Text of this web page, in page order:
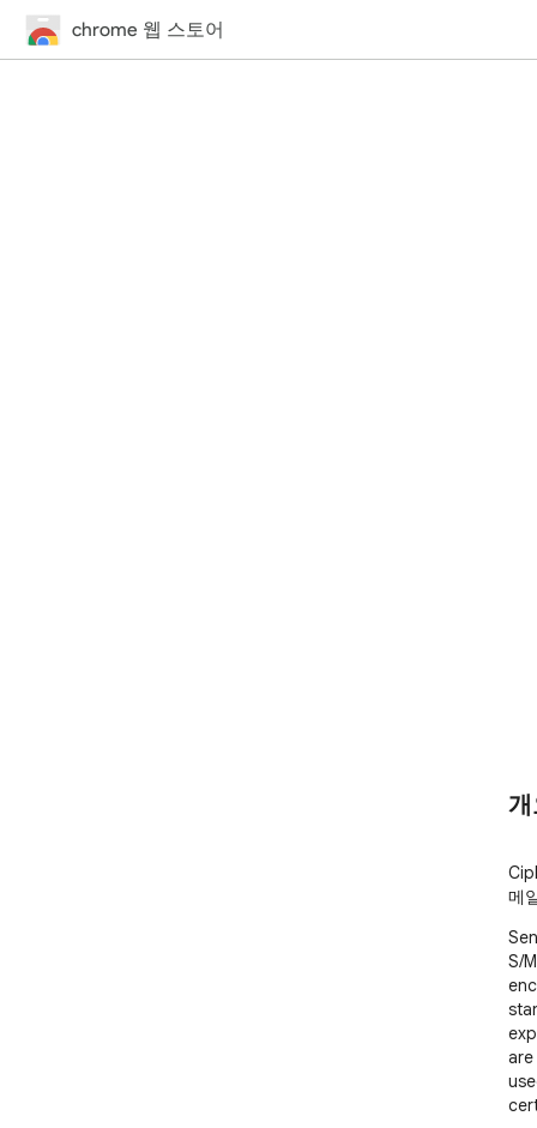
chrome 웹 스토어
메
S/